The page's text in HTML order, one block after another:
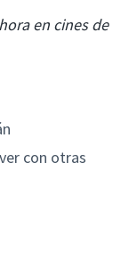
en cines de
con otras